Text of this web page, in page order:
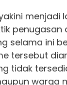
menjadi
selama ini
tersebut
tidak
warga